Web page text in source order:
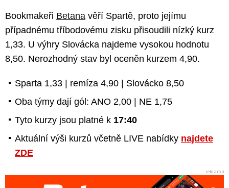
Bookmakeři Betana věří Spartě, proto jejímu
případnému tříbodovému zisku přisoudili nízký kurz
1,33. U výhry Slovácka najdeme vysokou hodnotu
8,50. Nerozhodný stav byl oceněn kurzem 4,90.
Sparta 1,33 | remíza 4,90 | Slovácko 8,50
Oba týmy dají gól: ANO 2,00 | NE 1,75
Tyto kurzy jsou platné k 17:40
Aktuální výši kurzů včetně LIVE nabídky najdete
ZDE